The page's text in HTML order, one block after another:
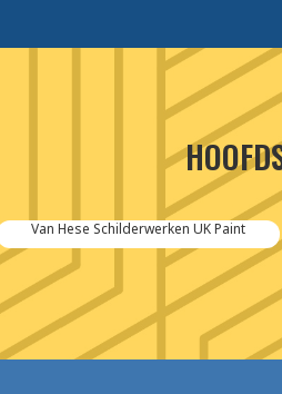
Van Hese Schilderwerken UK Paint